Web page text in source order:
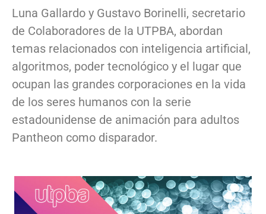
Luna Gallardo y Gustavo Borinelli, secretario
de Colaboradores de la UTPBA, abordan
temas relacionados con inteligencia artificial,
algoritmos, poder tecnológico y el lugar que
ocupan las grandes corporaciones en la vida
de los seres humanos con la serie
estadounidense de animación para adultos
Pantheon como disparador.